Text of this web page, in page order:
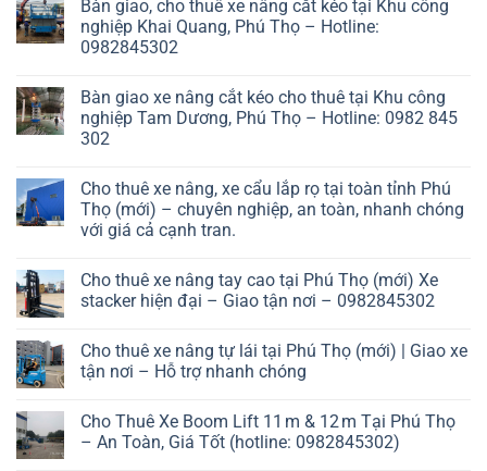
Bàn giao, cho thuê xe nâng cắt kéo tại Khu công
nghiệp Khai Quang, Phú Thọ – Hotline:
0982845302
Bàn giao xe nâng cắt kéo cho thuê tại Khu công
nghiệp Tam Dương, Phú Thọ – Hotline: 0982 845
302
Cho thuê xe nâng, xe cẩu lắp rọ tại toàn tỉnh Phú
Thọ (mới) – chuyên nghiệp, an toàn, nhanh chóng
với giá cả cạnh tran.
Cho thuê xe nâng tay cao tại Phú Thọ (mới) Xe
stacker hiện đại – Giao tận nơi – 0982845302
Cho thuê xe nâng tự lái tại Phú Thọ (mới) | Giao xe
tận nơi – Hỗ trợ nhanh chóng
Cho Thuê Xe Boom Lift 11 m & 12 m Tại Phú Thọ
– An Toàn, Giá Tốt (hotline: 0982845302)